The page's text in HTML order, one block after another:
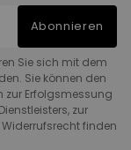
Abonnieren
Sie sich mit dem
Sie können den
zur Erfolgsmessung
zur
finden